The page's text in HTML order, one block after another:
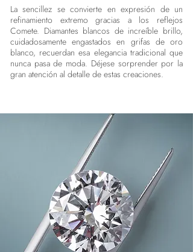
La sencillez se convierte en expresión de un
refinamiento extremo gracias a los reflejos
Comete. Diamantes blancos de increíble brillo,
cuidadosamente engastados en grifas de oro
blanco, recuerdan esa elegancia tradicional que
nunca pasa de moda. Déjese sorprender por la
gran atención al detalle de estas creaciones.